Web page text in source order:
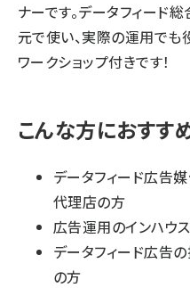
ナーです。データフィード
元で使い、実際の運用で
ワークショップ付きです！
こんな方におすす
データフィード広告
代理店の方
広告運用のインハウ
データフィード広告
の方